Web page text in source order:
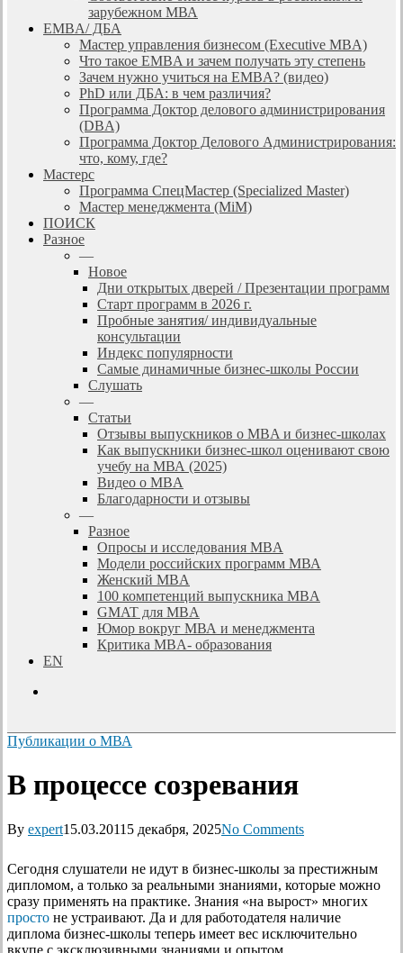
зарубежном МВА
EMBA/ ДБA
Мастер управления бизнесом (Executive MBA)
Что такое EMBA и зачем получать эту степень
Зачем нужно учиться на EMBA? (видео)
PhD или ДБА: в чем различия?
Программа Доктор делового администрирования
(DBА)
Программа Доктор Делового Администрирования:
что, кому, где?
Мастерс
Программа СпецМастер (Specialized Master)
Мастер менеджмента (MiM)
ПОИСК
Разное
—
Новое
Дни открытых дверей / Презентации программ
Старт программ в 2026 г.
Пробные занятия/ индивидуальные
консультации
Индекс популярности
Самые динамичные бизнес-школы России
Слушать
—
Статьи
Отзывы выпускников о MBA и бизнес-школах
Как выпускники бизнес-школ оценивают свою
учебу на МВА (2025)
Видео о MBA
Благодарности и отзывы
—
Разное
Опросы и исследования MBA
Модели российских программ МВА
Женский MBA
100 компетенций выпускника MBA
GMAT для MBA
Юмор вокруг МВА и менеджмента
Критика MBA- образования
EN
Публикации о МВА
В процессе созревания
By expert15.03.2011 5 декабря, 2025No Comments
Сегодня слушатели не идут в бизнес-школы за престижным
дипломом, а только за реальными знаниями, которые можно
сразу применять на практике. Знания «на вырост» многих
просто не устраивают. Да и для работодателя наличие
диплома бизнес-школы теперь имеет вес исключительно
вкупе с эксклюзивными знаниями и опытом.